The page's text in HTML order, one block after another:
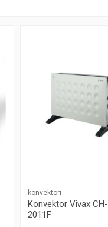
konvektori
Konvektor Vivax CH-
2011F